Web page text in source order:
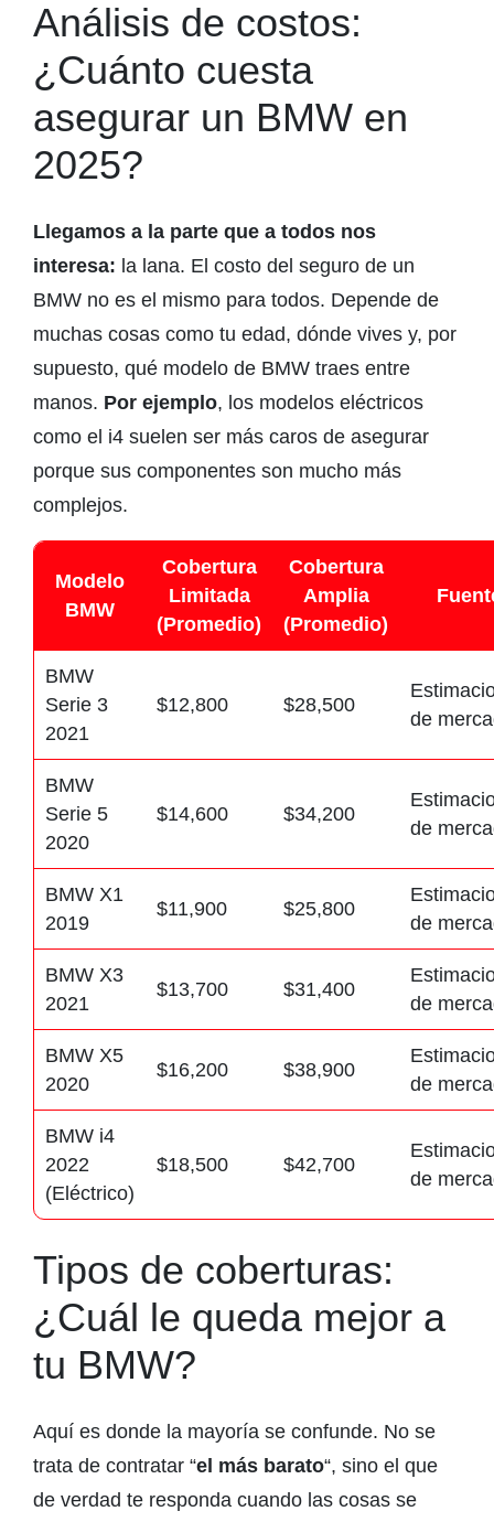
Análisis de costos:
¿Cuánto cuesta
asegurar un BMW en
2025?
Llegamos a la parte que a todos nos
interesa: la lana. El costo del seguro de un
BMW no es el mismo para todos. Depende de
muchas cosas como tu edad, dónde vives y, por
supuesto, qué modelo de BMW traes entre
manos. Por ejemplo, los modelos eléctricos
como el i4 suelen ser más caros de asegurar
porque sus componentes son mucho más
complejos.
Modelo
BMW
Cobertura
Limitada
(Promedio)
Cobertura
Amplia
(Promedio)
BMW
Serie 3
2021
$12,800 $28,500
de
BMW
Serie 5
2020
$14,600 $34,200
de
BMW X1
2019
$11,900 $25,800
de
BMW X3
2021
$13,700 $31,400
de
BMW X5
2020
$16,200 $38,900
de
BMW i4
2022
(Eléctrico)
$18,500 $42,700
de
Tipos de coberturas:
¿Cuál le queda mejor a
tu BMW?
Aquí es donde la mayoría se confunde. No se
trata de contratar “el más barato“, sino el que
de verdad te responda cuando las cosas se